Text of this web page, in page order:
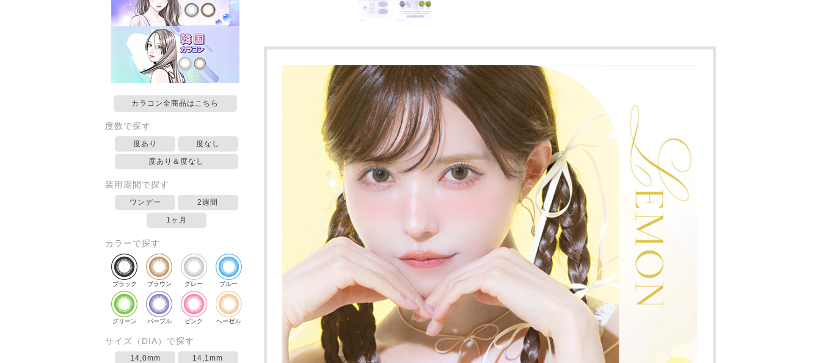
カラコン全商品はこちら
度数で探す
度あり 度なし
度あり＆度なし
装用期間で探す
ワンデー 2週間
1ヶ月
カラーで探す
ブラック ブラウン グレー ブルー
グリーン パープル ピンク ヘーゼル
サイズ（DIA）で探す
14,0mm
14,1mm